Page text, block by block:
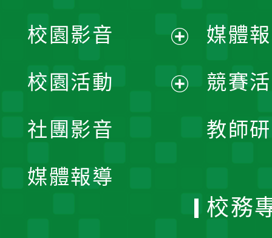
媒體
競賽
教師
校園影音
開
校園活動
社團影音
媒體報導
校務